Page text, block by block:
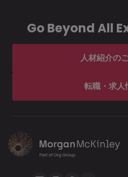
Go Beyond All
人材紹介の
転職・求人